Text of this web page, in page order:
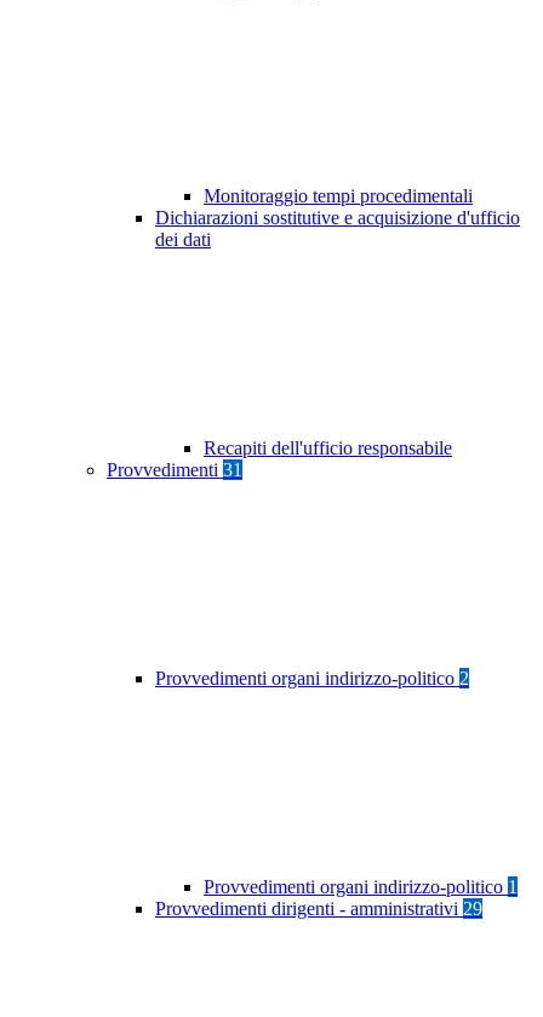
Monitoraggio tempi procedimentali
Dichiarazioni sostitutive e acquisizione d'ufficio
dei dati
Recapiti dell'ufficio responsabile
Provvedimenti 31
Provvedimenti organi indirizzo-politico 2
Provvedimenti organi indirizzo-politico 1
Provvedimenti dirigenti - amministrativi 29